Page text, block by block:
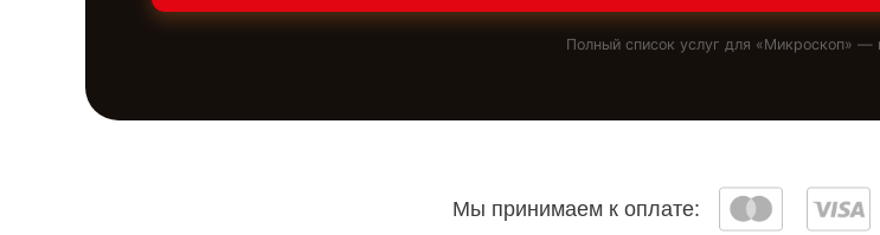
Полный список услуг для «Микроскоп» —
Мы принимаем к оплате: